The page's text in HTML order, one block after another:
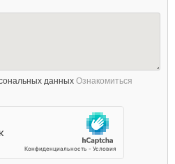
данныхОзнакомиться